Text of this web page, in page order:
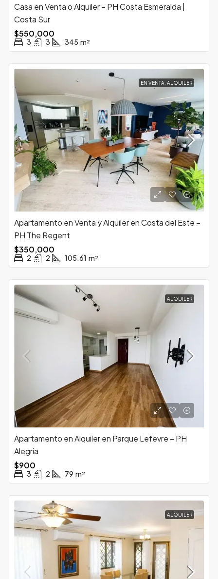
Casa en Venta o Alquiler – PH Costa Esmeralda |
Costa Sur
$550,000
3 3 345 m²
EN VENTA, ALQUILER
Apartamento en Venta y Alquiler en Costa del Este –
PH The Regent
$350,000
2 2 105.61 m²
ALQUILER
Apartamento en Alquiler en Parque Lefevre – PH
Alegría
$900
3 2 79 m²
ALQUILER